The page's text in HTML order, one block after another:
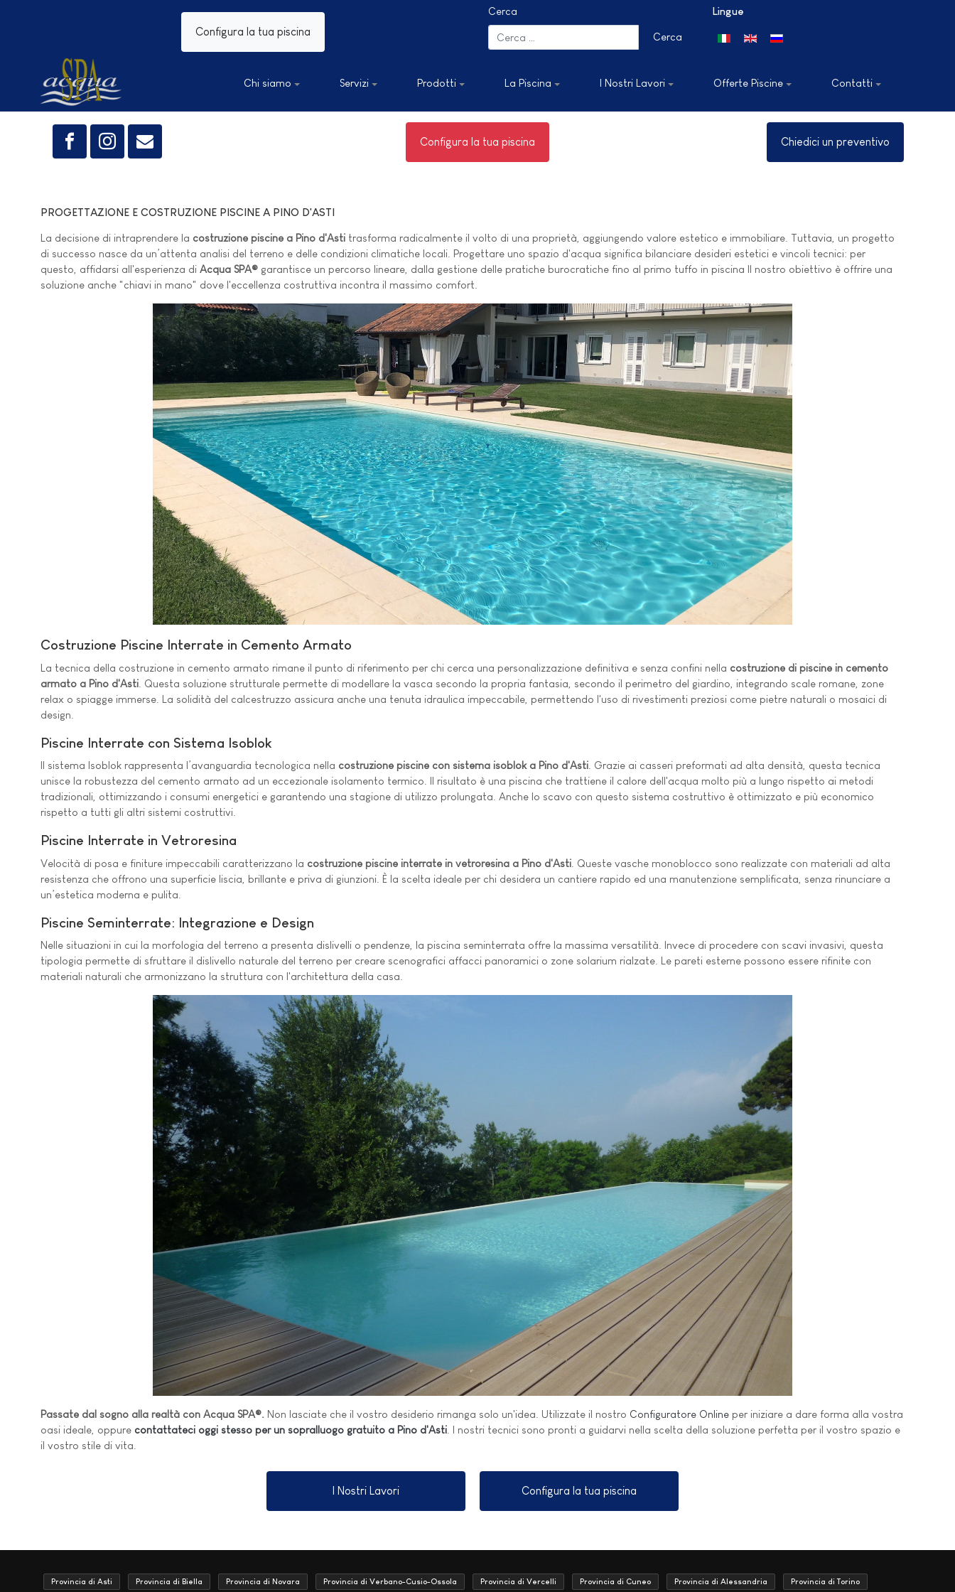
Configura la tua piscina
Cerca
Cerca
Lingue
Seleziona la tua lingua
Chi siamo Servizi Prodotti La Piscina I Nostri Lavori Offerte Piscine Contatti
Configura la tua piscina Chiedici un preventivo
PROGETTAZIONE E COSTRUZIONE PISCINE A PINO D'ASTI
La decisione di intraprendere la costruzione piscine a Pino d'Asti trasforma radicalmente il volto di una proprietà, aggiungendo valore estetico e immobiliare. Tuttavia, un progetto
di successo nasce da un’attenta analisi del terreno e delle condizioni climatiche locali. Progettare uno spazio d'acqua significa bilanciare desideri estetici e vincoli tecnici: per
questo, affidarsi all'esperienza di Acqua SPA® garantisce un percorso lineare, dalla gestione delle pratiche burocratiche fino al primo tuffo in piscina Il nostro obiettivo è offrire una
soluzione anche "chiavi in mano" dove l'eccellenza costruttiva incontra il massimo comfort.
Costruzione Piscine Interrate in Cemento Armato
La tecnica della costruzione in cemento armato rimane il punto di riferimento per chi cerca una personalizzazione definitiva e senza confini nella costruzione di piscine in cemento
armato a Pino d'Asti . Questa soluzione strutturale permette di modellare la vasca secondo la propria fantasia, secondo il perimetro del giardino, integrando scale romane, zone
relax o spiagge immerse. La solidità del calcestruzzo assicura anche una tenuta idraulica impeccabile, permettendo l'uso di rivestimenti preziosi come pietre naturali o mosaici di
design.
Piscine Interrate con Sistema Isoblok
Il sistema Isoblok rappresenta l’avanguardia tecnologica nella costruzione piscine con sistema isoblok a Pino d'Asti . Grazie ai casseri preformati ad alta densità, questa tecnica
unisce la robustezza del cemento armato ad un eccezionale isolamento termico. Il risultato è una piscina che trattiene il calore dell'acqua molto più a lungo rispetto ai metodi
tradizionali, ottimizzando i consumi energetici e garantendo una stagione di utilizzo prolungata. Anche lo scavo con questo sistema costruttivo è ottimizzato e più economico
rispetto a tutti gli altri sistemi costruttivi.
Piscine Interrate in Vetroresina
Velocità di posa e finiture impeccabili caratterizzano la costruzione piscine interrate in vetroresina a Pino d'Asti . Queste vasche monoblocco sono realizzate con materiali ad alta
resistenza che offrono una superficie liscia, brillante e priva di giunzioni. È la scelta ideale per chi desidera un cantiere rapido ed una manutenzione semplificata, senza rinunciare a
un’estetica moderna e pulita.
Piscine Seminterrate: Integrazione e Design
Nelle situazioni in cui la morfologia del terreno a presenta dislivelli o pendenze, la piscina seminterrata offre la massima versatilità. Invece di procedere con scavi invasivi, questa
tipologia permette di sfruttare il dislivello naturale del terreno per creare scenografici affacci panoramici o zone solarium rialzate. Le pareti esterne possono essere rifinite con
materiali naturali che armonizzano la struttura con l'architettura della casa.
Passate dal sogno alla realtà con Acqua SPA®. Non lasciate che il vostro desiderio rimanga solo un'idea. Utilizzate il nostro Configuratore Online per iniziare a dare forma alla vostra
oasi ideale, oppure contattateci oggi stesso per un sopralluogo gratuito a Pino d'Asti . I nostri tecnici sono pronti a guidarvi nella scelta della soluzione perfetta per il vostro spazio e
il vostro stile di vita.
I Nostri Lavori Configura la tua piscina
Provincia di Asti Provincia di Biella Provincia di Novara Provincia di Verbano-Cusio-Ossola Provincia di Vercelli Provincia di Cuneo Provincia di Alessandria Provincia di Torino